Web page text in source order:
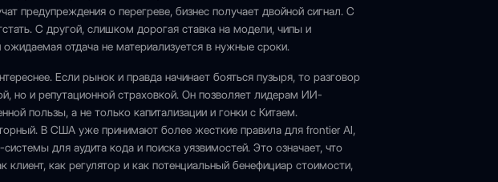
предупреждения о перегреве, бизнес получает двойной сигнал. С
С другой, слишком дорогая ставка на модели, чипы и
отдача не материализуется в нужные сроки.
Если рынок и правда начинает бояться пузыря, то разговор
но и репутационной страховкой. Он позволяет лидерам ИИ-
пользы, а не только капитализации и гонки с Китаем.
В США уже принимают более жесткие правила для frontier AI,
для аудита кода и поиска уязвимостей. Это означает, что
как регулятор и как потенциальный бенефициар стоимости,